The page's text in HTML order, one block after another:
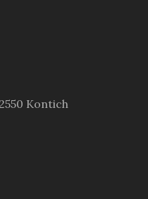
Kontich